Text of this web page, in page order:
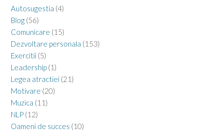
Autosugestia (4)
Blog (56)
Comunicare (15)
Dezvoltare personala (153)
Exercitii (5)
Leadership (1)
Legea atractiei (21)
Motivare (20)
Muzica (11)
NLP (12)
Oameni de succes (10)